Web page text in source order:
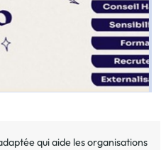
qui aide les organisations